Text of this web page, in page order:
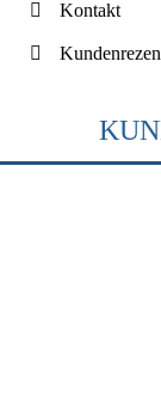
Kontakt